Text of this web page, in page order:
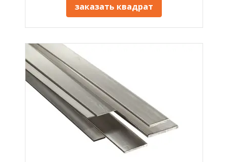
заказать квадрат